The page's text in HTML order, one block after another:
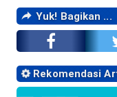
Yuk! Bagikan ...
Rekomendasi